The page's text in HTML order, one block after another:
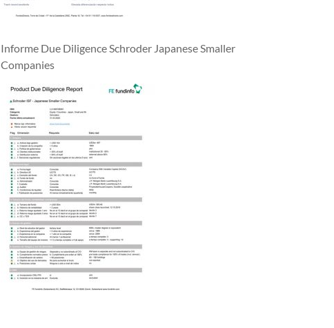
Informe Due Diligence Schroder Japanese Smaller
Companies